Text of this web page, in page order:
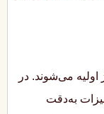
اولیه می‌شوند. در
به‌دقت